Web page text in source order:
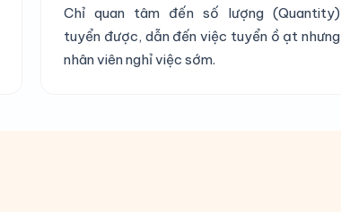
Chỉ quan tâm đến số lượng (Quantity)
tuyển được, dẫn đến việc tuyển ồ ạt nhưng
nhân viên nghỉ việc sớm.